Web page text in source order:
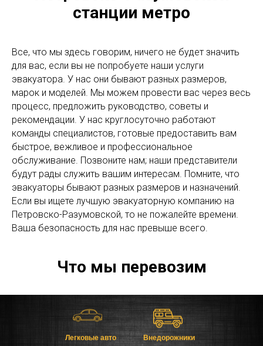
станции метро
Все, что мы здесь говорим, ничего не будет значить
для вас, если вы не попробуете наши услуги
эвакуатора. У нас они бывают разных размеров,
марок и моделей. Мы можем провести вас через весь
процесс, предложить руководство, советы и
рекомендации. У нас круглосуточно работают
команды специалистов, готовые предоставить вам
быстрое, вежливое и профессиональное
обслуживание. Позвоните нам; наши представители
будут рады служить вашим интересам. Помните, что
эвакуаторы бывают разных размеров и назначений.
Если вы ищете лучшую эвакуаторную компанию на
Петровско-Разумовской, то не пожалейте времени.
Ваша безопасность для нас превыше всего.
Что мы перевозим
Легковые авто Внедорожники